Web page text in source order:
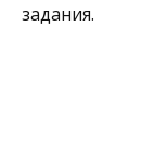
задания.